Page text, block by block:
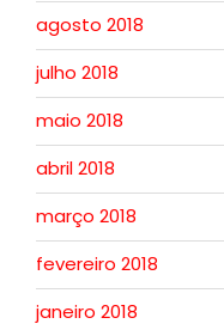
agosto 2018
julho 2018
maio 2018
abril 2018
março 2018
fevereiro 2018
janeiro 2018